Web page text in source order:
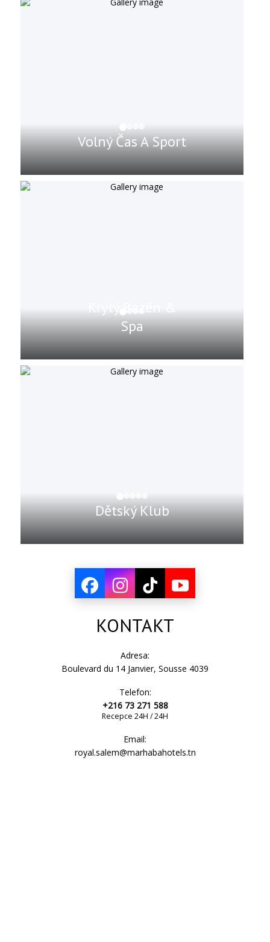
Volný Čas A Sport
Krytý Bazén &
Spa
Dětský Klub
KONTAKT
Adresa:
Boulevard du 14 Janvier, Sousse 4039
Telefon:
+216 73 271 588
Recepce 24H / 24H
Email:
royal.salem@marhabahotels.tn